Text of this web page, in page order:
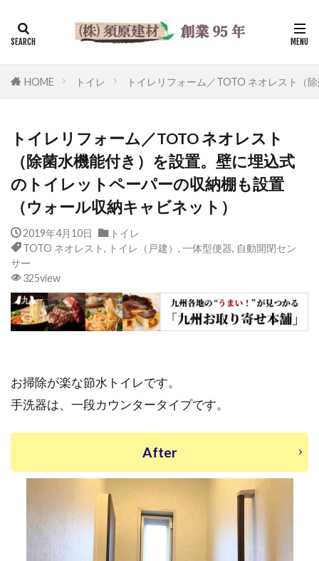
HOME トイレ トイレリフォーム／TOTO ネオレスト（
トイレリフォーム／TOTO ネオレスト
（除菌水機能付き）を設置。壁に埋込式
のトイレットペーパーの収納棚も設置
（ウォール収納キャビネット）
2019年4月10日
トイレ
TOTO ネオレスト, トイレ（戸建） , 一体型便器, 自動開閉セン
サー
325view
お掃除が楽な節水トイレです。
手洗器は、一段カウンタータイプです。
After